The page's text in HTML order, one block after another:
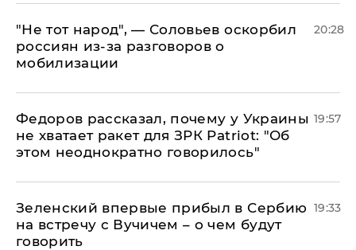
​"Не тот народ", — Соловьев оскорбил
россиян из-за разговоров о
мобилизации
20:28
Федоров рассказал, почему у Украины
не хватает ракет для ЗРК Patriot: "Об
этом неоднократно говорилось"
19:57
Зеленский впервые прибыл в Сербию
на встречу с Вучичем – о чем будут
говорить
19:33